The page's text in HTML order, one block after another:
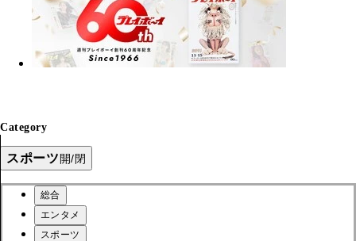
Category
スポーツ開/閉
総合
エンタメ
スポーツ